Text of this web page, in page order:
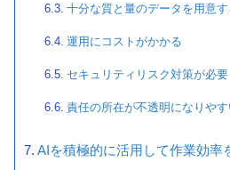
十分な質と量のデータを用意す
運用にコストがかかる
セキュリティリスク対策が必要
責任の所在が不透明になりや
AIを積極的に活用して作業効率